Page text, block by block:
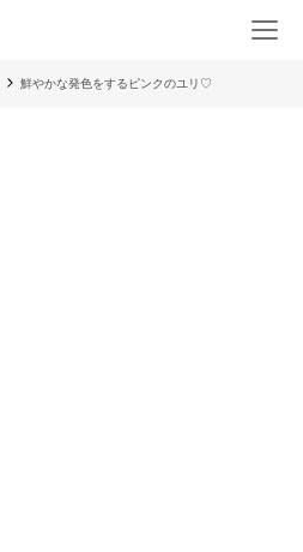
鮮やかな発色をするピンクのユリ♡